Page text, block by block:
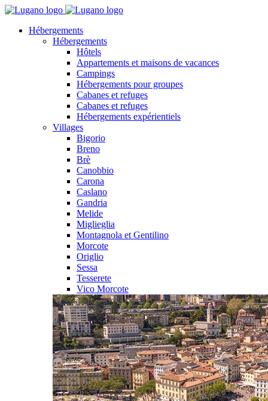
Hébergements
Hébergements
Hôtels
Appartements et maisons de vacances
Campings
Hébergements pour groupes
Cabanes et refuges
Cabanes et refuges
Hébergements expérientiels
Villages
Bigorio
Breno
Brè
Canobbio
Carona
Caslano
Gandria
Melide
Miglieglia
Montagnola et Gentilino
Morcote
Origlio
Sessa
Tesserete
Vico Morcote